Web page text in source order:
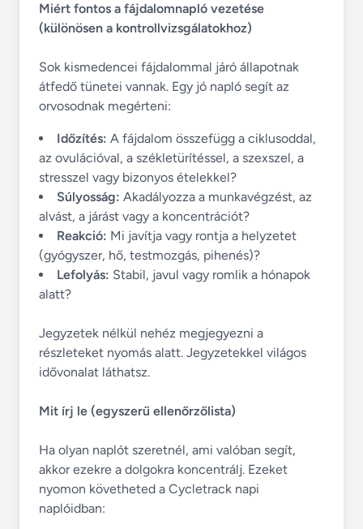
Miért fontos a fájdalomnapló vezetése
(különösen a kontrollvizsgálatokhoz)
Sok kismedencei fájdalommal járó állapotnak
átfedő tünetei vannak. Egy jó napló segít az
orvosodnak megérteni:
Időzítés: A fájdalom összefügg a ciklusoddal,
az ovulációval, a székletürítéssel, a szexszel, a
stresszel vagy bizonyos ételekkel?
Súlyosság: Akadályozza a munkavégzést, az
alvást, a járást vagy a koncentrációt?
Reakció: Mi javítja vagy rontja a helyzetet
(gyógyszer, hő, testmozgás, pihenés)?
Lefolyás: Stabil, javul vagy romlik a hónapok
alatt?
Jegyzetek nélkül nehéz megjegyezni a
részleteket nyomás alatt. Jegyzetekkel világos
idővonalat láthatsz.
Mit írj le (egyszerű ellenőrzőlista)
Ha olyan naplót szeretnél, ami valóban segít,
akkor ezekre a dolgokra koncentrálj. Ezeket
nyomon követheted a Cycletrack napi
naplóidban: